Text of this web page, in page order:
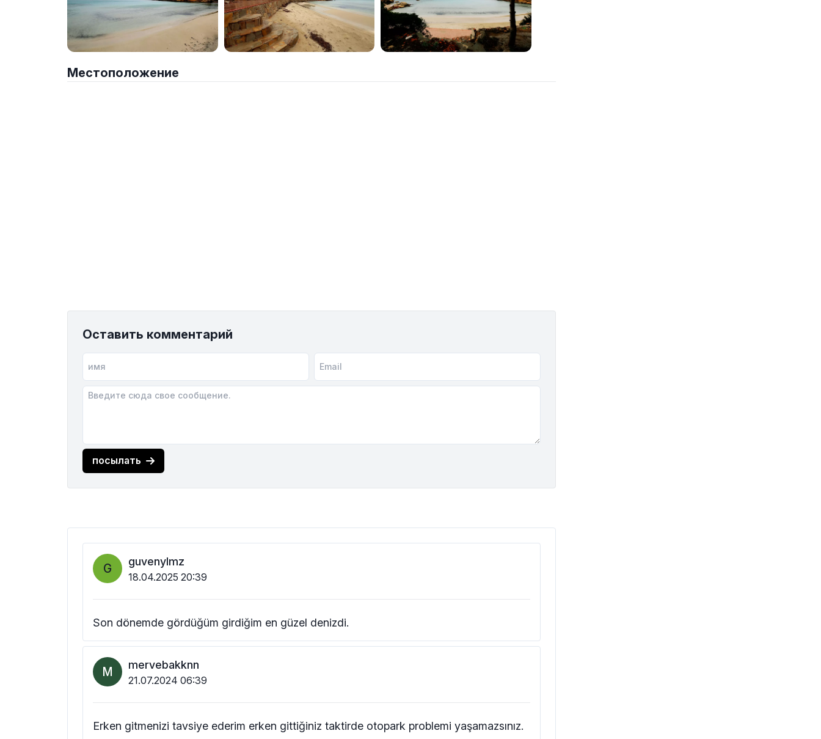
Местоположение
Оставить комментарий
посылать
G guvenylmz
18.04.2025 20:39
Son dönemde gördüğüm girdiğim en güzel denizdi.
M mervebakknn
21.07.2024 06:39
Erken gitmenizi tavsiye ederim erken gittiğiniz taktirde otopark problemi yaşamazsınız.